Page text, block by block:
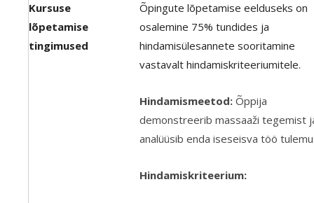
Kursuse
lõpetamise
tingimused
Õpingute lõpetamise eelduseks on
osalemine 75% tundides ja
hindamisülesannete sooritamine
vastavalt hindamiskriteeriumitele.
Hindamismeetod: Õppija
demonstreerib massaaži tegemist
analüüsib enda iseseisva töö
Hindamiskriteerium: